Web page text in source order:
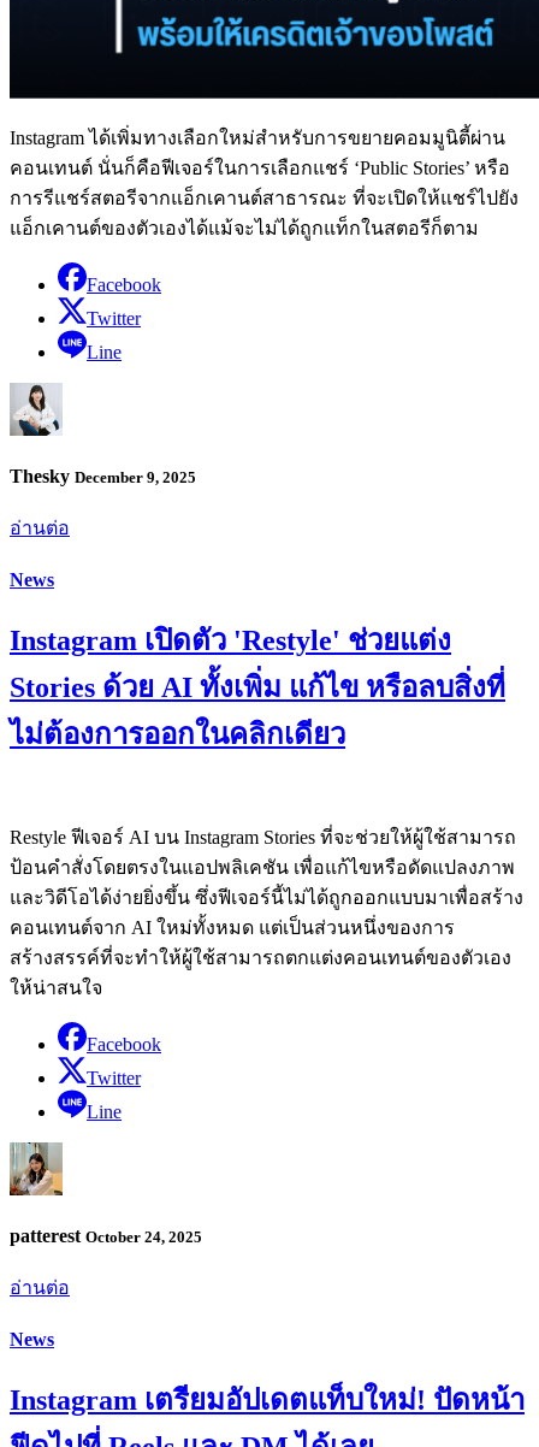
Instagram ได้เพิ่มทางเลือกใหม่สำหรับการขยายคอมมูนิตี้ผ่าน
คอนเทนต์ นั่นก็คือฟีเจอร์ในการเลือกแชร์ ‘Public Stories’ หรือ
การรีแชร์สตอรีจากแอ็กเคานต์สาธารณะ ที่จะเปิดให้แชร์ไปยัง
แอ็กเคานต์ของตัวเองได้แม้จะไม่ได้ถูกแท็กในสตอรีก็ตาม
Facebook
Twitter
Line
Thesky December 9, 2025
อ่านต่อ
News
Instagram เปิดตัว 'Restyle' ช่วยแต่ง
Stories ด้วย AI ทั้งเพิ่ม แก้ไข หรือลบสิ่งที่
ไม่ต้องการออกในคลิกเดียว
Restyle ฟีเจอร์ AI บน Instagram Stories ที่จะช่วยให้ผู้ใช้สามารถ
ป้อนคำสั่งโดยตรงในแอปพลิเคชัน เพื่อแก้ไขหรือดัดแปลงภาพ
และวิดีโอได้ง่ายยิ่งขึ้น ซึ่งฟีเจอร์นี้ไม่ได้ถูกออกแบบมาเพื่อสร้าง
คอนเทนต์จาก AI ใหม่ทั้งหมด แต่เป็นส่วนหนึ่งของการ
สร้างสรรค์ที่จะทำให้ผู้ใช้สามารถตกแต่งคอนเทนต์ของตัวเอง
ให้น่าสนใจ
Facebook
Twitter
Line
patterest October 24, 2025
อ่านต่อ
News
Instagram เตรียมอัปเดตแท็บใหม่! ปัดหน้า